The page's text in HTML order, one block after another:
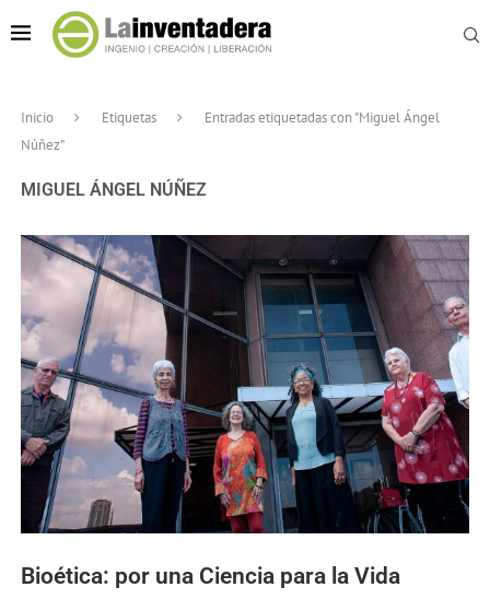
Inicio Etiquetas
Entradas etiquetadas con "Miguel Ángel
Núñez"
MIGUEL ÁNGEL NÚÑEZ
Bioética: por una Ciencia para la Vida